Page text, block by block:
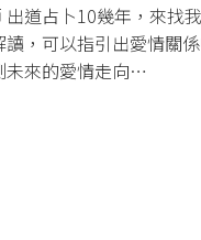
道占卜10幾年，來找
，可以指引出愛情關
未來的愛情走向…